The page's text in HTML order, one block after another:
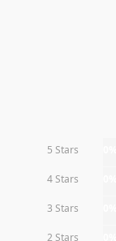
5 Stars
4 Stars
3 Stars
2 Stars